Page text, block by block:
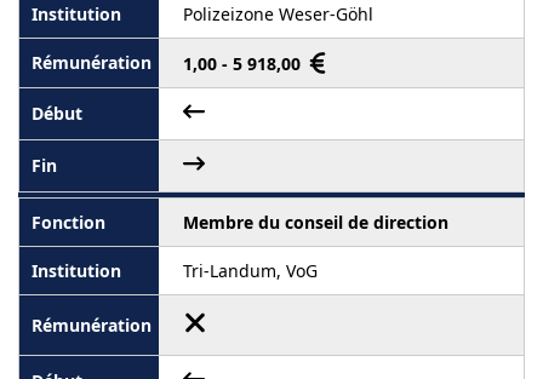
Polizeizone Weser-Göhl
1,00 - 5 918,00
Membre du conseil de direction
Tri-Landum, VoG